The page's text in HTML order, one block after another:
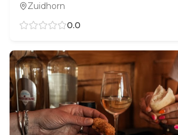
Zuidhorn
0.0